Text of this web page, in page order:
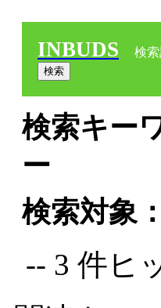
INBUDS 検索
検索キー
ー
検索対象
-- 3 件ヒ